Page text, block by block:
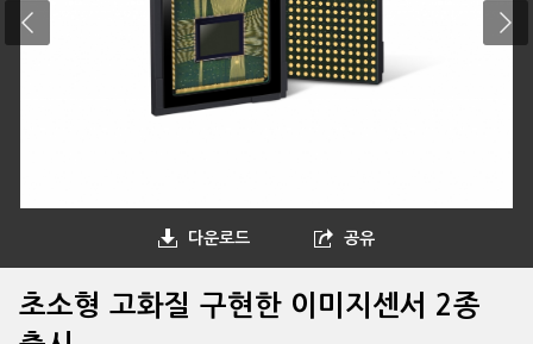
다운로드 공유
초소형 고화질 구현한 이미지센서 2종